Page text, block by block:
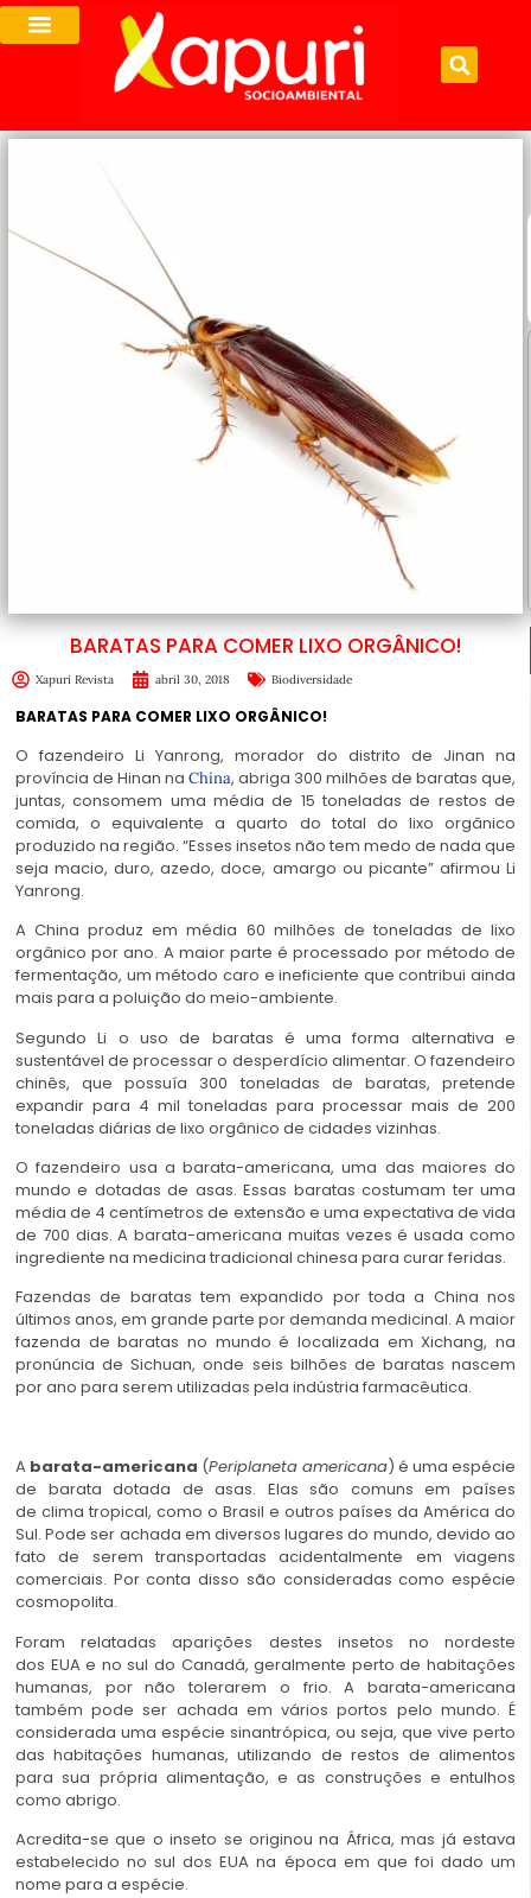
BARATAS PARA COMER LIXO ORGÂNICO!
Xapuri Revista abril 30, 2018 Biodiversidade
BARATAS PARA COMER LIXO ORGÂNICO!
O fazendeiro Li Yanrong, morador do distrito de Jinan na
província de Hinan na China, abriga 300 milhões de baratas que,
juntas, consomem uma média de 15 toneladas de restos de
comida, o equivalente a quarto do total do lixo orgânico
produzido na região. “Esses insetos não tem medo de nada que
seja macio, duro, azedo, doce, amargo ou picante” afirmou Li
Yanrong.
A China produz em média 60 milhões de toneladas de lixo
orgânico por ano. A maior parte é processado por método de
fermentação, um método caro e ineficiente que contribui ainda
mais para a poluição do meio-ambiente.
Segundo Li o uso de baratas é uma forma alternativa e
sustentável de processar o desperdício alimentar. O fazendeiro
chinês, que possuía 300 toneladas de baratas, pretende
expandir para 4 mil toneladas para processar mais de 200
toneladas diárias de lixo orgânico de cidades vizinhas.
O fazendeiro usa a barata-americana, uma das maiores do
mundo e dotadas de asas. Essas baratas costumam ter uma
média de 4 centímetros de extensão e uma expectativa de vida
de 700 dias. A barata-americana muitas vezes é usada como
ingrediente na medicina tradicional chinesa para curar feridas.
Fazendas de baratas tem expandido por toda a China nos
últimos anos, em grande parte por demanda medicinal. A maior
fazenda de baratas no mundo é localizada em Xichang, na
pronúncia de Sichuan, onde seis bilhões de baratas nascem
por ano para serem utilizadas pela indústria farmacêutica.
A barata-americana (Periplaneta americana) é uma espécie
de barata dotada de asas. Elas são comuns em países
de clima tropical, como o Brasil e outros países da América do
Sul. Pode ser achada em diversos lugares do mundo, devido ao
fato de serem transportadas acidentalmente em viagens
comerciais. Por conta disso são consideradas como espécie
cosmopolita.
Foram relatadas aparições destes insetos no nordeste
dos EUA e no sul do Canadá, geralmente perto de habitações
humanas, por não tolerarem o frio. A barata-americana
também pode ser achada em vários portos pelo mundo. É
considerada uma espécie sinantrópica, ou seja, que vive perto
das habitações humanas, utilizando de restos de alimentos
para sua própria alimentação, e as construções e entulhos
como abrigo.
Acredita-se que o inseto se originou na África, mas já estava
estabelecido no sul dos EUA na época em que foi dado um
nome para a espécie.